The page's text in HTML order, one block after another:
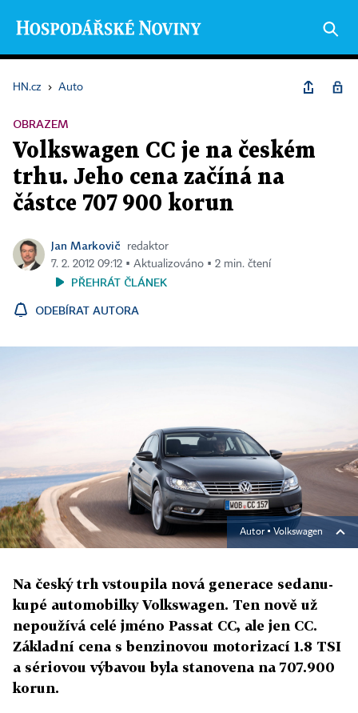
HN.cz › Auto
OBRAZEM
Volkswagen CC je na českém
trhu. Jeho cena začíná na
částce 707 900 korun
Jan Markovič
redaktor
7. 2. 2012 09:12 ▪ Aktualizováno ▪ 2 min. čtení
PŘEHRÁT ČLÁNEK
ODEBÍRAT AUTORA
Autor ▪Volkswagen
Na český trh vstoupila nová generace sedanu-
kupé automobilky Volkswagen. Ten nově už
nepoužívá celé jméno Passat CC, ale jen CC.
Základní cena s benzinovou motorizací 1.8 TSI
a sériovou výbavou byla stanovena na 707.900
korun.